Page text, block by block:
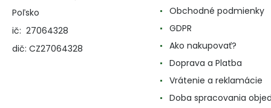
Poľsko
ič: 27064328
dič: CZ27064328
Obchodné podmienky
GDPR
Ako nakupovať?
Doprava a Platba
Vrátenie a reklamácie
Doba spracovania